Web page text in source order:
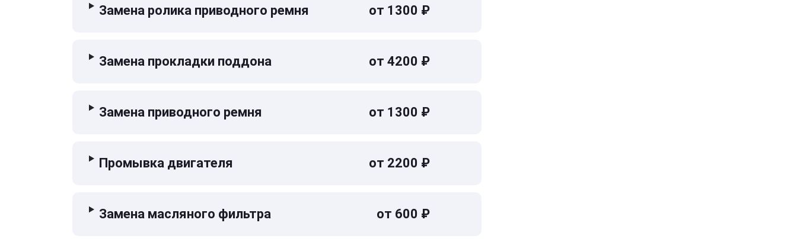
Замена ролика приводного ремня от 1300 ₽
Замена прокладки поддона от 4200 ₽
Замена приводного ремня от 1300 ₽
Промывка двигателя от 2200 ₽
Замена масляного фильтра от 600 ₽